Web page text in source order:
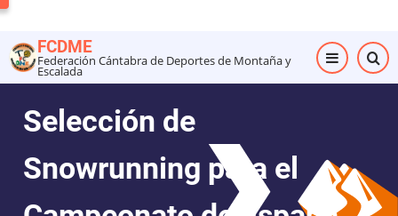
al
contenido
principal
FCDME
Federación Cántabra de Deportes de Montaña y
Escalada
Selección de
Snowrunning para el